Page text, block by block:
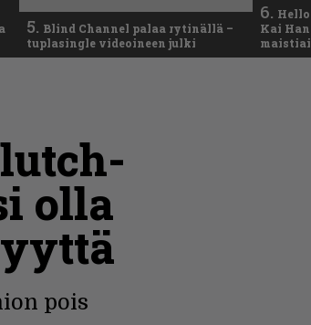
5. Blind Channel palaa rytinällä –
tuplasingle videoineen julki
6.
Kai
olla
pois